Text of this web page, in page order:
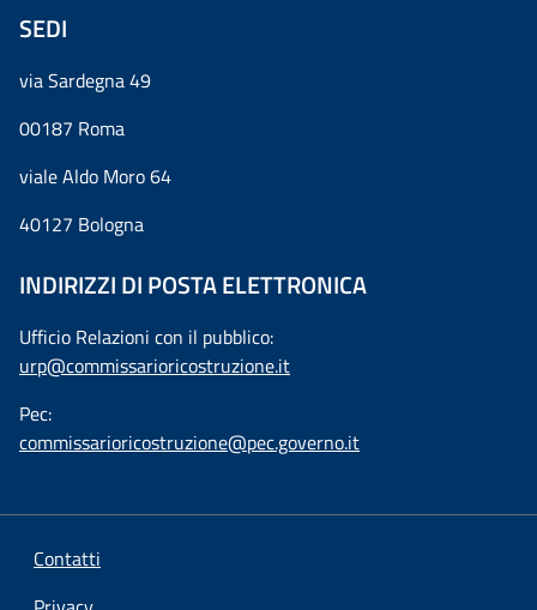
SEDI
via Sardegna 49
00187 Roma
viale Aldo Moro 64
40127 Bologna
INDIRIZZI DI POSTA ELETTRONICA
Ufficio Relazioni con il pubblico:
urp@commissarioricostruzione.it
Pec:
commissarioricostruzione@pec.governo.it
Contatti